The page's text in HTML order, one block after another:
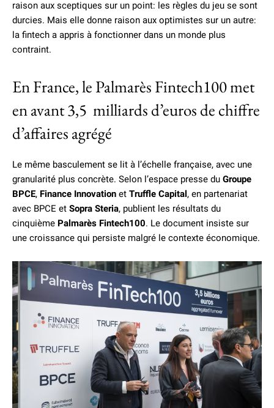
raison aux sceptiques sur un point: les règles du jeu se sont
durcies. Mais elle donne raison aux optimistes sur un autre:
la fintech a appris à fonctionner dans un monde plus
contraint.
En France, le Palmarès Fintech100 met
en avant 3,5 milliards d’euros de chiffre
d’affaires agrégé
Le même basculement se lit à l’échelle française, avec une
granularité plus concrète. Selon l’espace presse du Groupe
BPCE, Finance Innovation et Truffle Capital, en partenariat
avec BPCE et Sopra Steria, publient les résultats du
cinquième Palmarès Fintech100. Le document insiste sur
une croissance qui persiste malgré le contexte économique.